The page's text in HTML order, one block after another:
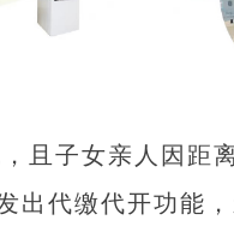
且子女亲人因距
出代缴代开功能